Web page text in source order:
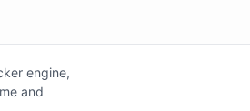
engine,
and